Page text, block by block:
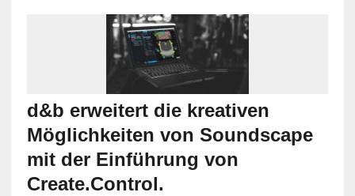
d&b erweitert die kreativen
Möglichkeiten von Soundscape
mit der Einführung von
Create.Control.